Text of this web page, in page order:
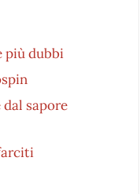
più dubbi
sapore